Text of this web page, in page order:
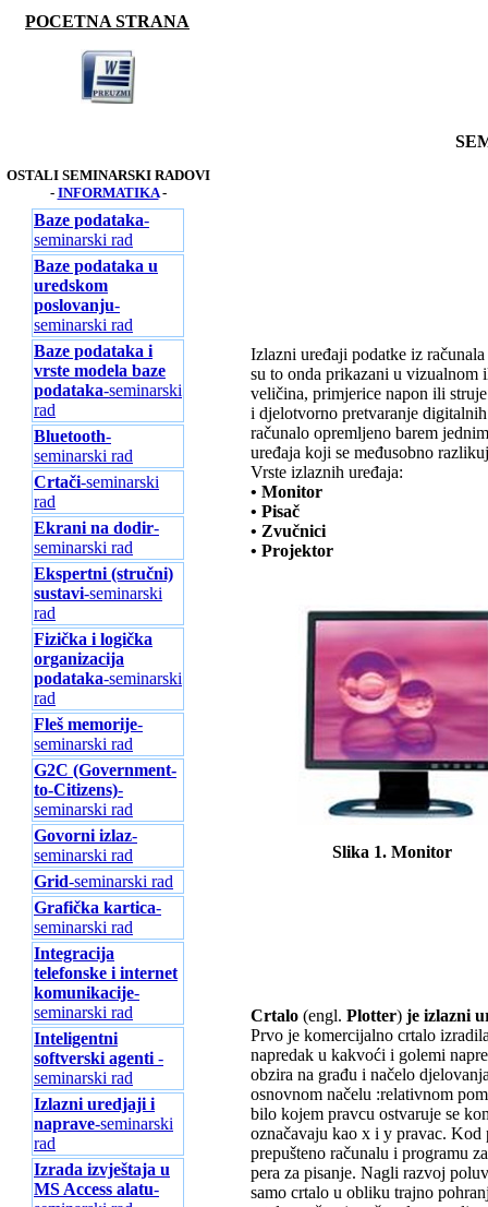
POCETNA STRANA
OSTALI SEMINARSKI RADOVI
- INFORMATIKA-
Baze podataka-
seminarski rad
Baze podataka u
uredskom
poslovanju-
seminarski rad
Baze podataka i
vrste modela baze
podataka-seminarski
rad
Bluetooth-
seminarski rad
Crtači-seminarski
rad
Ekrani na dodir-
seminarski rad
Ekspertni (stručni)
sustavi-seminarski
rad
Fizička i logička
organizacija
podataka-seminarski
rad
Fleš memorije-
seminarski rad
G2C (Government-
to-Citizens)-
seminarski rad
Govorni izlaz-
seminarski rad
Grid-seminarski rad
Grafička kartica-
seminarski rad
Integracija
telefonske i internet
komunikacije-
seminarski rad
Inteligentni
softverski agenti -
seminarski rad
Izlazni uredjaji i
naprave-seminarski
rad
Izrada izvještaja u
MS Access alatu-
Izlazni uređaji podatke iz
su to onda prikazani u
veličina, primjerice napon ili
i djelotvorno pretvaranje
računalo opremljeno barem
uređaja koji se međusobno
Vrste izlaznih uređaja:
• Monitor
• Pisač
• Zvučnici
• Projektor
Slika 1.
Crtalo (engl. Plotter) je izlazni
Prvo je komercijalno crtalo
napredak u kakvoći i golemi
obzira na građu i načelo
osnovnom načelu :relativnom
bilo kojem pravcu ostvaruje se
označavaju kao x i y pravac.
prepušteno računalu i programu
pera za pisanje. Nagli razvoj
samo crtalo u obliku trajno